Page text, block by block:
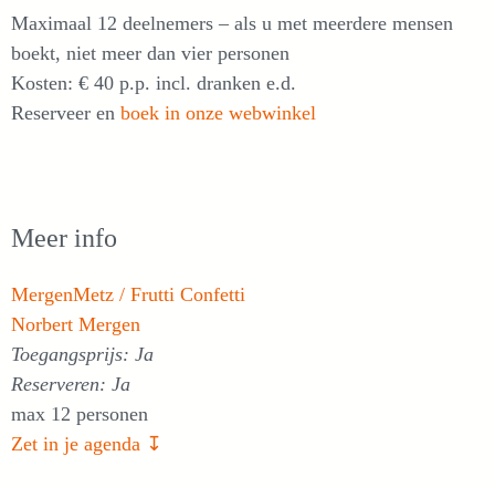
Maximaal 12 deelnemers – als u met meerdere mensen
boekt, niet meer dan vier personen
Kosten: € 40 p.p. incl. dranken e.d.
Reserveer en boek in onze webwinkel
Meer info
MergenMetz / Frutti Confetti
Norbert Mergen
Toegangsprijs: Ja
Reserveren: Ja
max 12 personen
Zet in je agenda ↧